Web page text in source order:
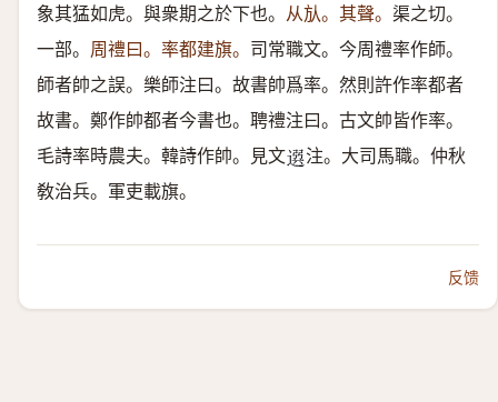
象其猛如虎。與衆期之於下也。 从㫃。其聲。 渠之切。
一部。 周禮曰。率都建旗。 司常職文。今周禮率作師。
師者帥之誤。樂師注曰。故書帥爲率。然則許作率都者
故書。鄭作帥都者今書也。聘禮注曰。古文帥皆作率。
毛詩率時農夫。韓詩作帥。見文𨕖 注。大司馬職。仲秋
敎治兵。軍吏載旗。
反馈